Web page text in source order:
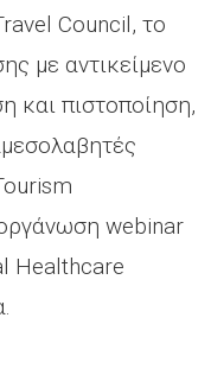
Council, το
με αντικείμενο
και πιστοποίηση,
webinar
Healthcare